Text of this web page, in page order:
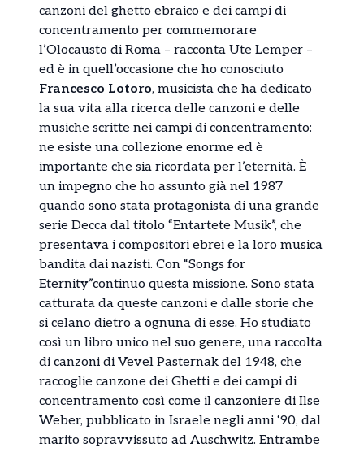
canzoni del ghetto ebraico e dei campi di
concentramento per commemorare
l’Olocausto di Roma – racconta Ute Lemper –
ed è in quell’occasione che ho conosciuto
Francesco Lotoro, musicista che ha dedicato
la sua vita alla ricerca delle canzoni e delle
musiche scritte nei campi di concentramento:
ne esiste una collezione enorme ed è
importante che sia ricordata per l’eternità. È
un impegno che ho assunto già nel 1987
quando sono stata protagonista di una grande
serie Decca dal titolo “Entartete Musik”, che
presentava i compositori ebrei e la loro musica
bandita dai nazisti. Con “Songs for
Eternity”continuo questa missione. Sono stata
catturata da queste canzoni e dalle storie che
si celano dietro a ognuna di esse. Ho studiato
così un libro unico nel suo genere, una raccolta
di canzoni di Vevel Pasternak del 1948, che
raccoglie canzone dei Ghetti e dei campi di
concentramento così come il canzoniere di Ilse
Weber, pubblicato in Israele negli anni ‘90, dal
marito sopravvissuto ad Auschwitz. Entrambe